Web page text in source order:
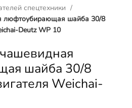
спецтехники
люфтоубирающая шайба 30/8
Deutz WP 10
шайба 30/8
Weichai-